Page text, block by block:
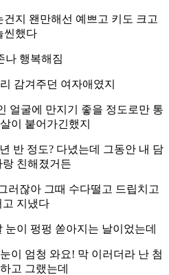
지 왠만해선 예쁘고 키도 크고
씬했다
나 행복해짐
감겨주던 여자애였지
얼굴에 만지기 좋을 정도로만 통
이 붙어가긴했지
반 정도? 다녔는데 그동안 내 담
랑 친해졌거든
러잖아 그때 수다떨고 드립치고
고 지냈다
이 펑펑 쏟아지는 날이었는데
이 엄청 와요! 막 이러더라 난 첨
고 그랬는데